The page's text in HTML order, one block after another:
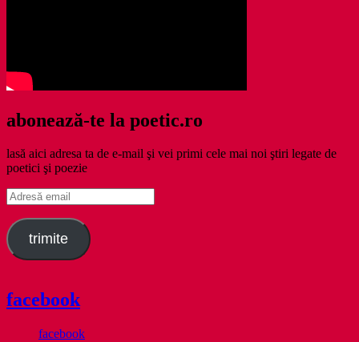
abonează-te la poetic.ro
lasă aici adresa ta de e-mail şi vei primi cele mai noi ştiri legate de
poetici şi poezie
Adresă
email
trimite
facebook
facebook